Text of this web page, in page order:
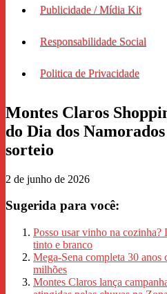
Publicidade / Mídia Kit
Responsabilidade Social
Politica de Privacidade
Montes Claros
do Dia dos
sorteio
2 de junho de 2026
Sugerida para você:
Posso usar vinho na
tinto e branco
Mega-Sena completa 30 anos
milhões
Montes Claros lança